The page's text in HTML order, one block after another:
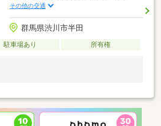
その他の交通
群馬県渋川市半田
駐車場あり 所有権